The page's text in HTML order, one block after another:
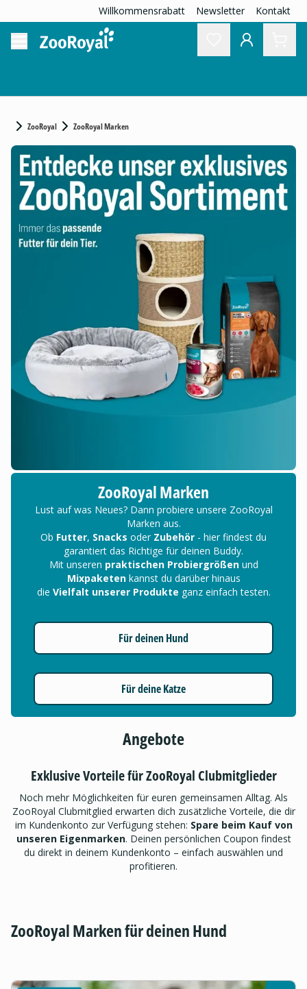
Willkommensrabatt Newsletter Kontakt
ZooRoyal ZooRoyal Marken
ZooRoyal Marken
Lust auf was Neues? Dann probiere unsere ZooRoyal
Marken aus.
Ob Futter, Snacks oder Zubehör - hier findest du
garantiert das Richtige für deinen Buddy.
Mit unseren praktischen Probiergrößenund
Mixpaketen kannst du darüber hinaus
die Vielfalt unserer Produkte ganz einfach testen.
Für deinen Hund
Für deine Katze
Angebote
Exklusive Vorteile für ZooRoyal Clubmitglieder
Noch mehr Möglichkeiten für euren gemeinsamen Alltag. Als
ZooRoyal Clubmitglied erwarten dich zusätzliche Vorteile, die dir
im Kundenkonto zur Verfügung stehen: Spare beim Kauf von
unseren Eigenmarken. Deinen persönlichen Coupon findest
du direkt in deinem Kundenkonto – einfach auswählen und
profitieren.
ZooRoyal Marken für deinen Hund